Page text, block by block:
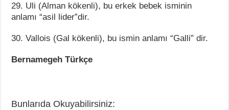
29. Uli (Alman kökenli), bu erkek bebek isminin
anlamı “asil lider”dir.
30. Vallois (Gal kökenli), bu ismin anlamı “Galli” dir.
Bernamegeh Türkçe
Bunlarıda Okuyabilirsiniz: